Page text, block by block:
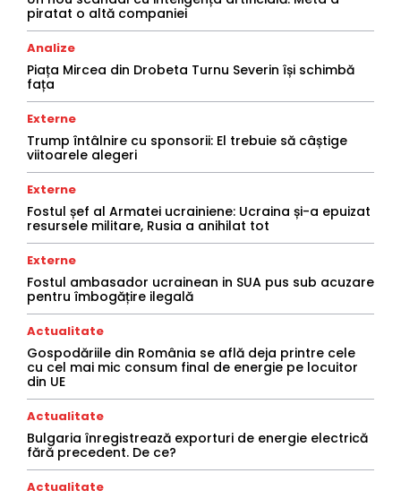
piratat o altă companiei
Analize
Piața Mircea din Drobeta Turnu Severin își schimbă
fața
Externe
Trump întâlnire cu sponsorii: El trebuie să câștige
viitoarele alegeri
Externe
Fostul șef al Armatei ucrainiene: Ucraina și-a epuizat
resursele militare, Rusia a anihilat tot
Externe
Fostul ambasador ucrainean in SUA pus sub acuzare
pentru îmbogățire ilegală
Actualitate
Gospodăriile din România se află deja printre cele
cu cel mai mic consum final de energie pe locuitor
din UE
Actualitate
Bulgaria înregistrează exporturi de energie electrică
fără precedent. De ce?
Actualitate